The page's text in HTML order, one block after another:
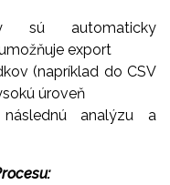
sú automaticky
export
(napríklad do CSV
úroveň
analýzu a